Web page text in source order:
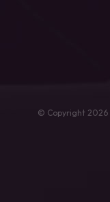
© Copyright 2026